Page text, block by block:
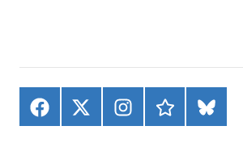
Facebook
X
(ehemals
Instagramthreadsbluesky